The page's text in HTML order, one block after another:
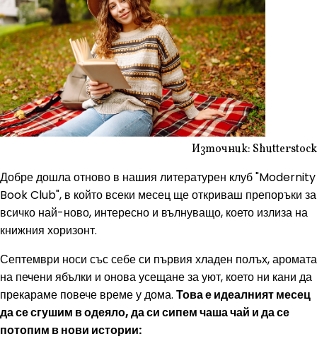
Източник: Shutterstock
Добре дошла отново в нашия литературен клуб "Modernity
Book Club", в който всеки месец ще откриваш препоръки за
всичко най-ново, интересно и вълнуващо, което излиза на
книжния хоризонт.
Септември носи със себе си първия хладен полъх, аромата
на печени ябълки и онова усещане за уют, което ни кани да
прекараме повече време у дома. Това е идеалният месец
да се сгушим в одеяло, да си сипем чаша чай и да се
потопим в нови истории: